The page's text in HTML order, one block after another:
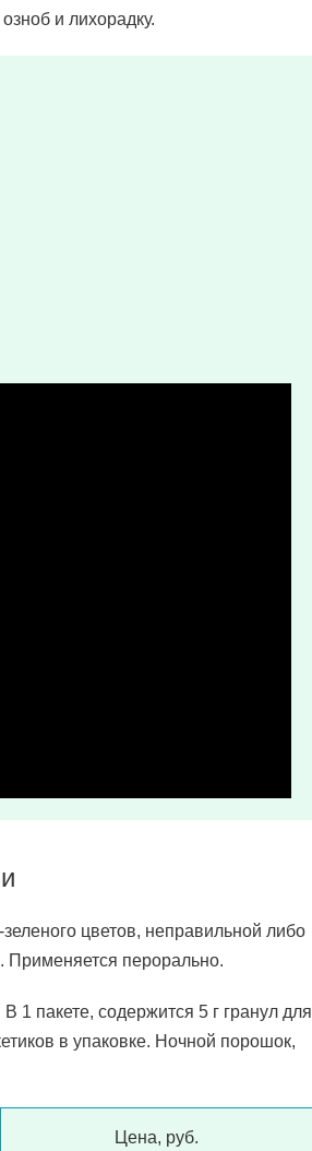
и лихорадку.
цветов, неправильной либо
Применяется перорально.
1 пакете, содержится 5 г гранул для
в упаковке. Ночной порошок,
Цена, руб.